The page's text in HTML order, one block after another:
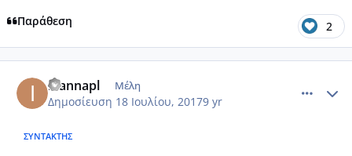
Παράθεση 2
ioannapl Μέλη
Δημοσίευση 18 Ιουλίου, 20179 yr
ΣΥΝΤΆΚΤΗΣ